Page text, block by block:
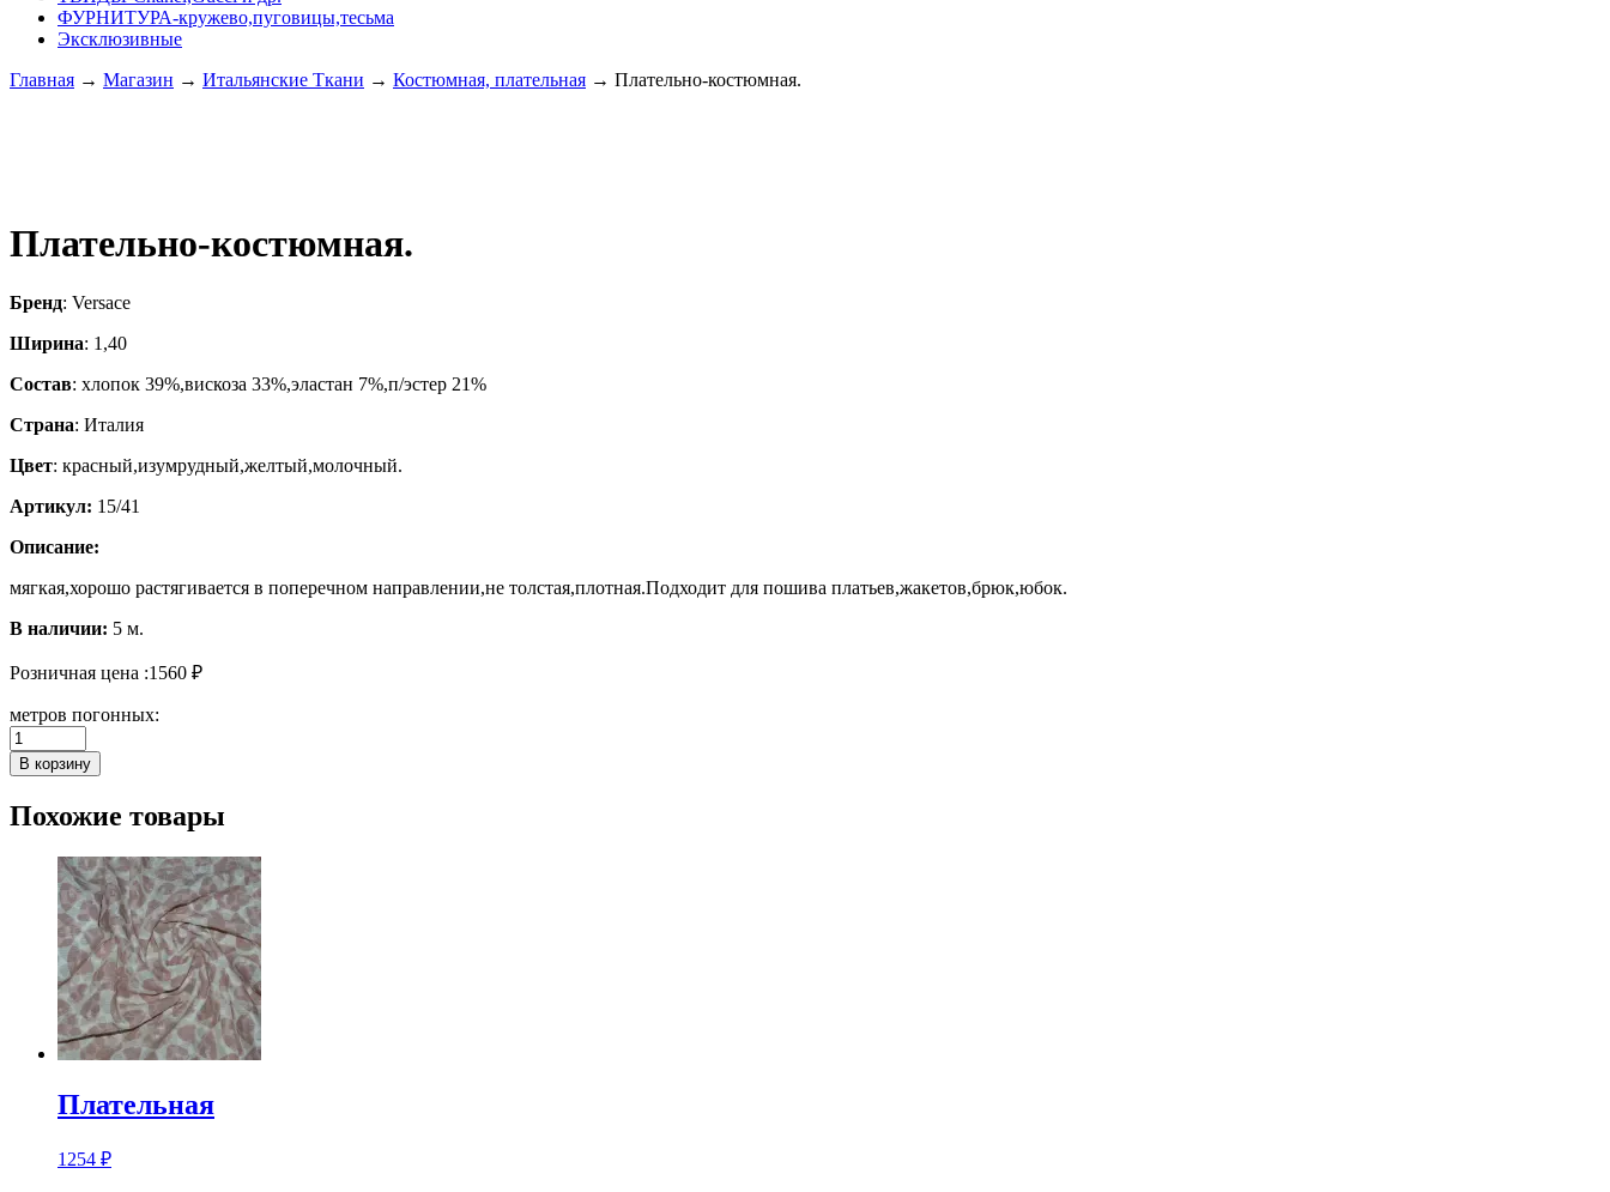
ФУРНИТУРА-кружево,пуговицы,тесьма
Эксклюзивные
Главная → Магазин → Итальянские Ткани → Костюмная, плательная → Плательно-костюмная.
Плательно-костюмная.
Бренд: Versace
Ширина: 1,40
Состав: хлопок 39%,вискоза 33%,эластан 7%,п/эстер 21%
Страна: Италия
Цвет: красный,изумрудный,желтый,молочный.
Артикул: 15/41
Описание:
мягкая,хорошо растягивается в поперечном направлении,не толстая,плотная.Подходит для пошива платьев,жакетов,брюк,юбок.
В наличии: 5 м.
Розничная цена :1560 ₽
метров погонных:
Количество
Плательно-
костюмная.
В корзину
Похожие товары
Плательная
1254 ₽